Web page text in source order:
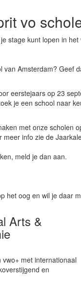
vo
stage kunt lopen in
van Amsterdam? Geef
eerstejaars op 23
je een school naar
met onze scholen
info zie de
meld je dan aan.
het oog en wil je daar
Arts &
met internationaal
en